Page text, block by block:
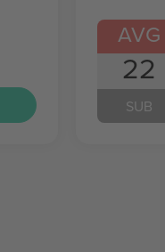
AVG
22
SUB